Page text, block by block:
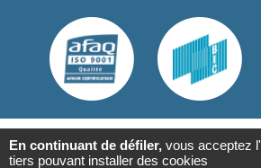
Copyright © 2009-2023
Equipement et Arrimage |
En continuant de défiler, vous acceptez
tiers pouvant installer des cookies